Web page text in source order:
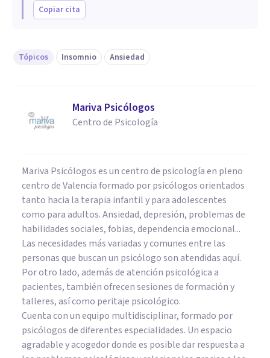
Copiar cita
Tópicos Insomnio Ansiedad
Mariva Psicólogos
Centro de Psicología
Mariva Psicólogos es un centro de psicología en pleno
centro de Valencia formado por psicólogos orientados
tanto hacia la terapia infantil y para adolescentes
como para adultos. Ansiedad, depresión, problemas de
habilidades sociales, fobias, dependencia emocional...
Las necesidades más variadas y comunes entre las
personas que buscan un psicólogo son atendidas aquí.
Por otro lado, además de atención psicológica a
pacientes, también ofrecen sesiones de formación y
talleres, así como peritaje psicológico.
Cuenta con un equipo multidisciplinar, formado por
psicólogos de diferentes especialidades. Un espacio
agradable y acogedor donde es posible dar respuesta a